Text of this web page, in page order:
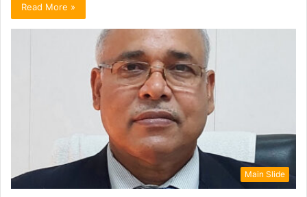
Read More »
Main Slide